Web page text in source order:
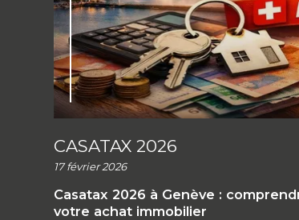
CASATAX 2026
17 février 2026
Casatax 2026 à Genève :
votre achat immobilier